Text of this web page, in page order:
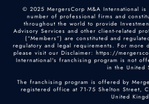
© 2025 MergersCorp M&A International
number of professional firms and
throughout the world to provide
Advisory Services and other client-related
(“Members”) are constituted and
regulatory and legal requirements. For
please visit our Disclaimer: https://
International's franchising program is not
in the United
The franchising program is offered by
registered office at 71-75 Shelton Street,
United